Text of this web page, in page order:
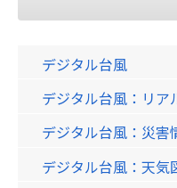
デジタル台風
デジタル台風：リ
デジタル台風：災害
デジタル台風：天気